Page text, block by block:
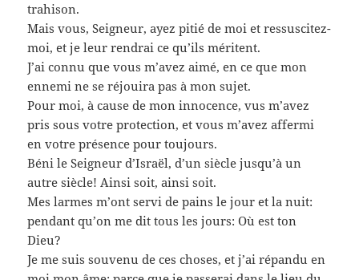
trahison.
Mais vous, Seigneur, ayez pitié de moi et ressuscitez-
moi, et je leur rendrai ce qu’ils méritent.
J’ai connu que vous m’avez aimé, en ce que mon
ennemi ne se réjouira pas à mon sujet.
Pour moi, à cause de mon innocence, vus m’avez
pris sous votre protection, et vous m’avez affermi
en votre présence pour toujours.
Béni le Seigneur d’Israël, d’un siècle jusqu’à un
autre siècle! Ainsi soit, ainsi soit.
Mes larmes m’ont servi de pains le jour et la nuit:
pendant qu’on me dit tous les jours: Où est ton
Dieu?
Je me suis souvenu de ces choses, et j’ai répandu en